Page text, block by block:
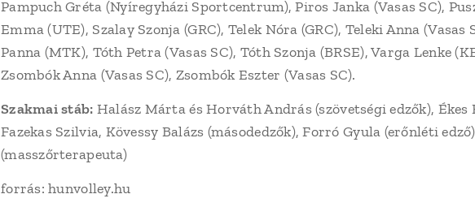
Pampuch Gréta (Nyíregyházi Sportcentrum), Piros Janka (Vasas SC),
Emma (UTE), Szalay Szonja (GRC), Telek Nóra (GRC), Teleki Anna (Vasas
Panna (MTK), Tóth Petra (Vasas SC), Tóth Szonja (BRSE), Varga Lenke
Zsombók Anna (Vasas SC), Zsombók Eszter (Vasas SC).
Szakmai stáb: Halász Márta és Horváth András (szövetségi edzők),
Fazekas Szilvia, Kövessy Balázs (másodedzők), Forró Gyula (erőnléti
(masszőrterapeuta)
forrás: hunvolley.hu